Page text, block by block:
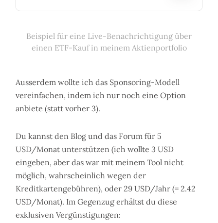
Beispiel für eine Live-Benachrichtigung über
einen ETF-Kauf in meinem Aktienportfolio
Ausserdem wollte ich das Sponsoring-Modell
vereinfachen, indem ich nur noch eine Option
anbiete (statt vorher 3).
Du kannst den Blog und das Forum für 5
USD/Monat unterstützen (ich wollte 3 USD
eingeben, aber das war mit meinem Tool nicht
möglich, wahrscheinlich wegen der
Kreditkartengebühren), oder 29 USD/Jahr (= 2.42
USD/Monat). Im Gegenzug erhältst du diese
exklusiven Vergünstigungen: